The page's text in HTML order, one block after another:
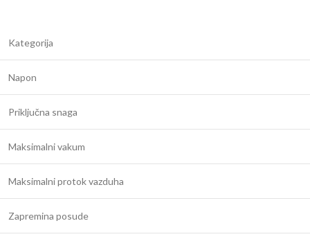
Kategorija
Napon
Priključna snaga
Maksimalni vakum
Maksimalni protok vazduha
Zapremina posude